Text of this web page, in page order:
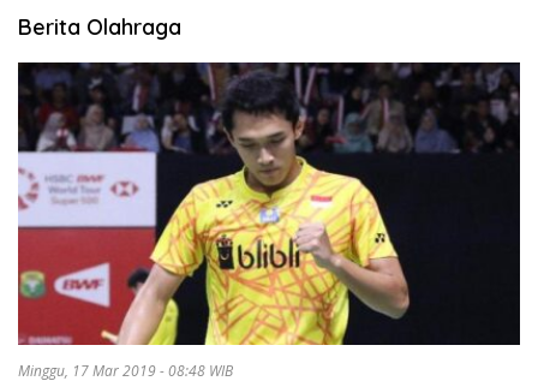
Berita Olahraga
Minggu, 17 Mar 2019 - 08:48 WIB